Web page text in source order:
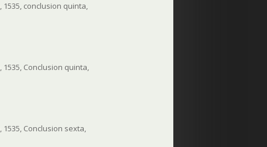
, 1535, conclusion quinta,
, 1535, Conclusion quinta,
, 1535, Conclusion sexta,